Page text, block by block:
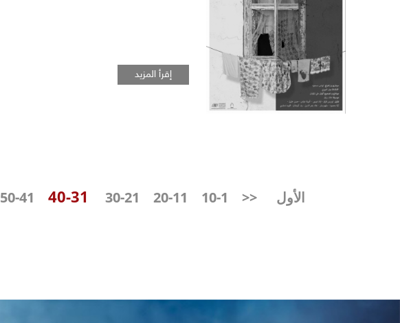
إقرأ المزيد
الأول <<
1-10
11-20
21-30
41-50